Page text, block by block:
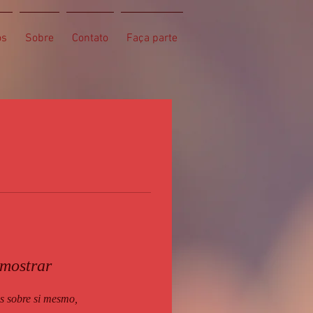
Sobre Contato Faça parte
si mesmo,